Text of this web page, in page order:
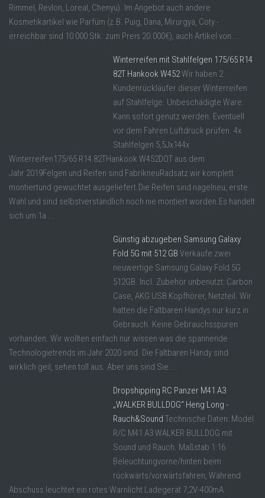
Rimmel, Revlon, Loreal, Chenyu). Im Angebot auch andere
Kosmetikartikel wie Parfüm (z.B. Puig, Dana, Mirurgya, Coty -
erreichbar sind 10 000 Stk. zum Preis 20.000€), auch Artikel von ...
Winterreifen mit Stahlfelgen 175/65 R14
82T Hankook W452Wir haben 2
Kundenrückläufer dieser Winterreifen
auf Stahlfelge. Unbeschädigte Ware.
Kann sofort genutz werden. Eventuell
vor dem Fahren Luftdruck prüfen. 4x
Stahlfelgen 5,5Jx144x
Winterreifen175/65 R14 82THankook W452DOT aus dem
Jahr 2019Felgen und Reifen sind FabrikneuRadsatz wir komplett
montiertund gewuchtet ausgeliefert.Die Reifen sind nagelneu, erste
Wahl und sind selbstverständlich noch nie montiert worden.Es handelt
sich um 1a ...
Günstig abzugeben Samsung Galaxy
Fold 5G mit 512 GB Verkaufe zwei
neuwertige Samsung Galaxy Fold 5G
512GB. Incl. Zubehör unbenutzt: Carbon
Case, AKG USB Kopfhörer, Netzteil. Wir
hatten die Faltbaren Handys nur kurz in
Gebrauch. Keine Gebrauchsspuren
vorhanden. Wir wollten einfach nur wissen was die spannende
Technologietrends im Jahr 2020 sind. Die Faltbaren Handy sind
wirklich geil, sehen toll aus. Aber uns sind Sie ...
Dropshipping RC Panzer M41 A3
„WALKER BULLDOG“ Heng Long -
Rauch&Sound Technische Daten: Model
R/C M41 A3 WALKER BULLDOG mit
Sound und Rauch. Maßstab 1:16
Beleuchtungvorne/hinten beim
rückwärts/vorwärtsfahren, Während
Abschuss leuchtet ein rotes Warnlicht Ladegerät 7,2V-400mA